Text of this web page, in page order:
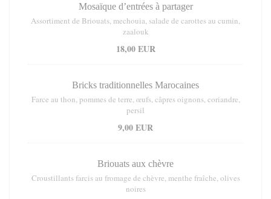
Mosaïque d’entrées à partager
Assortiment de Briouats, mechouia, salade de carottes au cumin,
zaalouk
18,00 EUR
Bricks traditionnelles Marocaines
Farce au thon, pommes de terre, œufs, câpres oignons, coriandre,
persil
9,00 EUR
Briouats aux chèvre
Croustillants farcis au fromage de chèvre, menthe fraîche, olives
noires